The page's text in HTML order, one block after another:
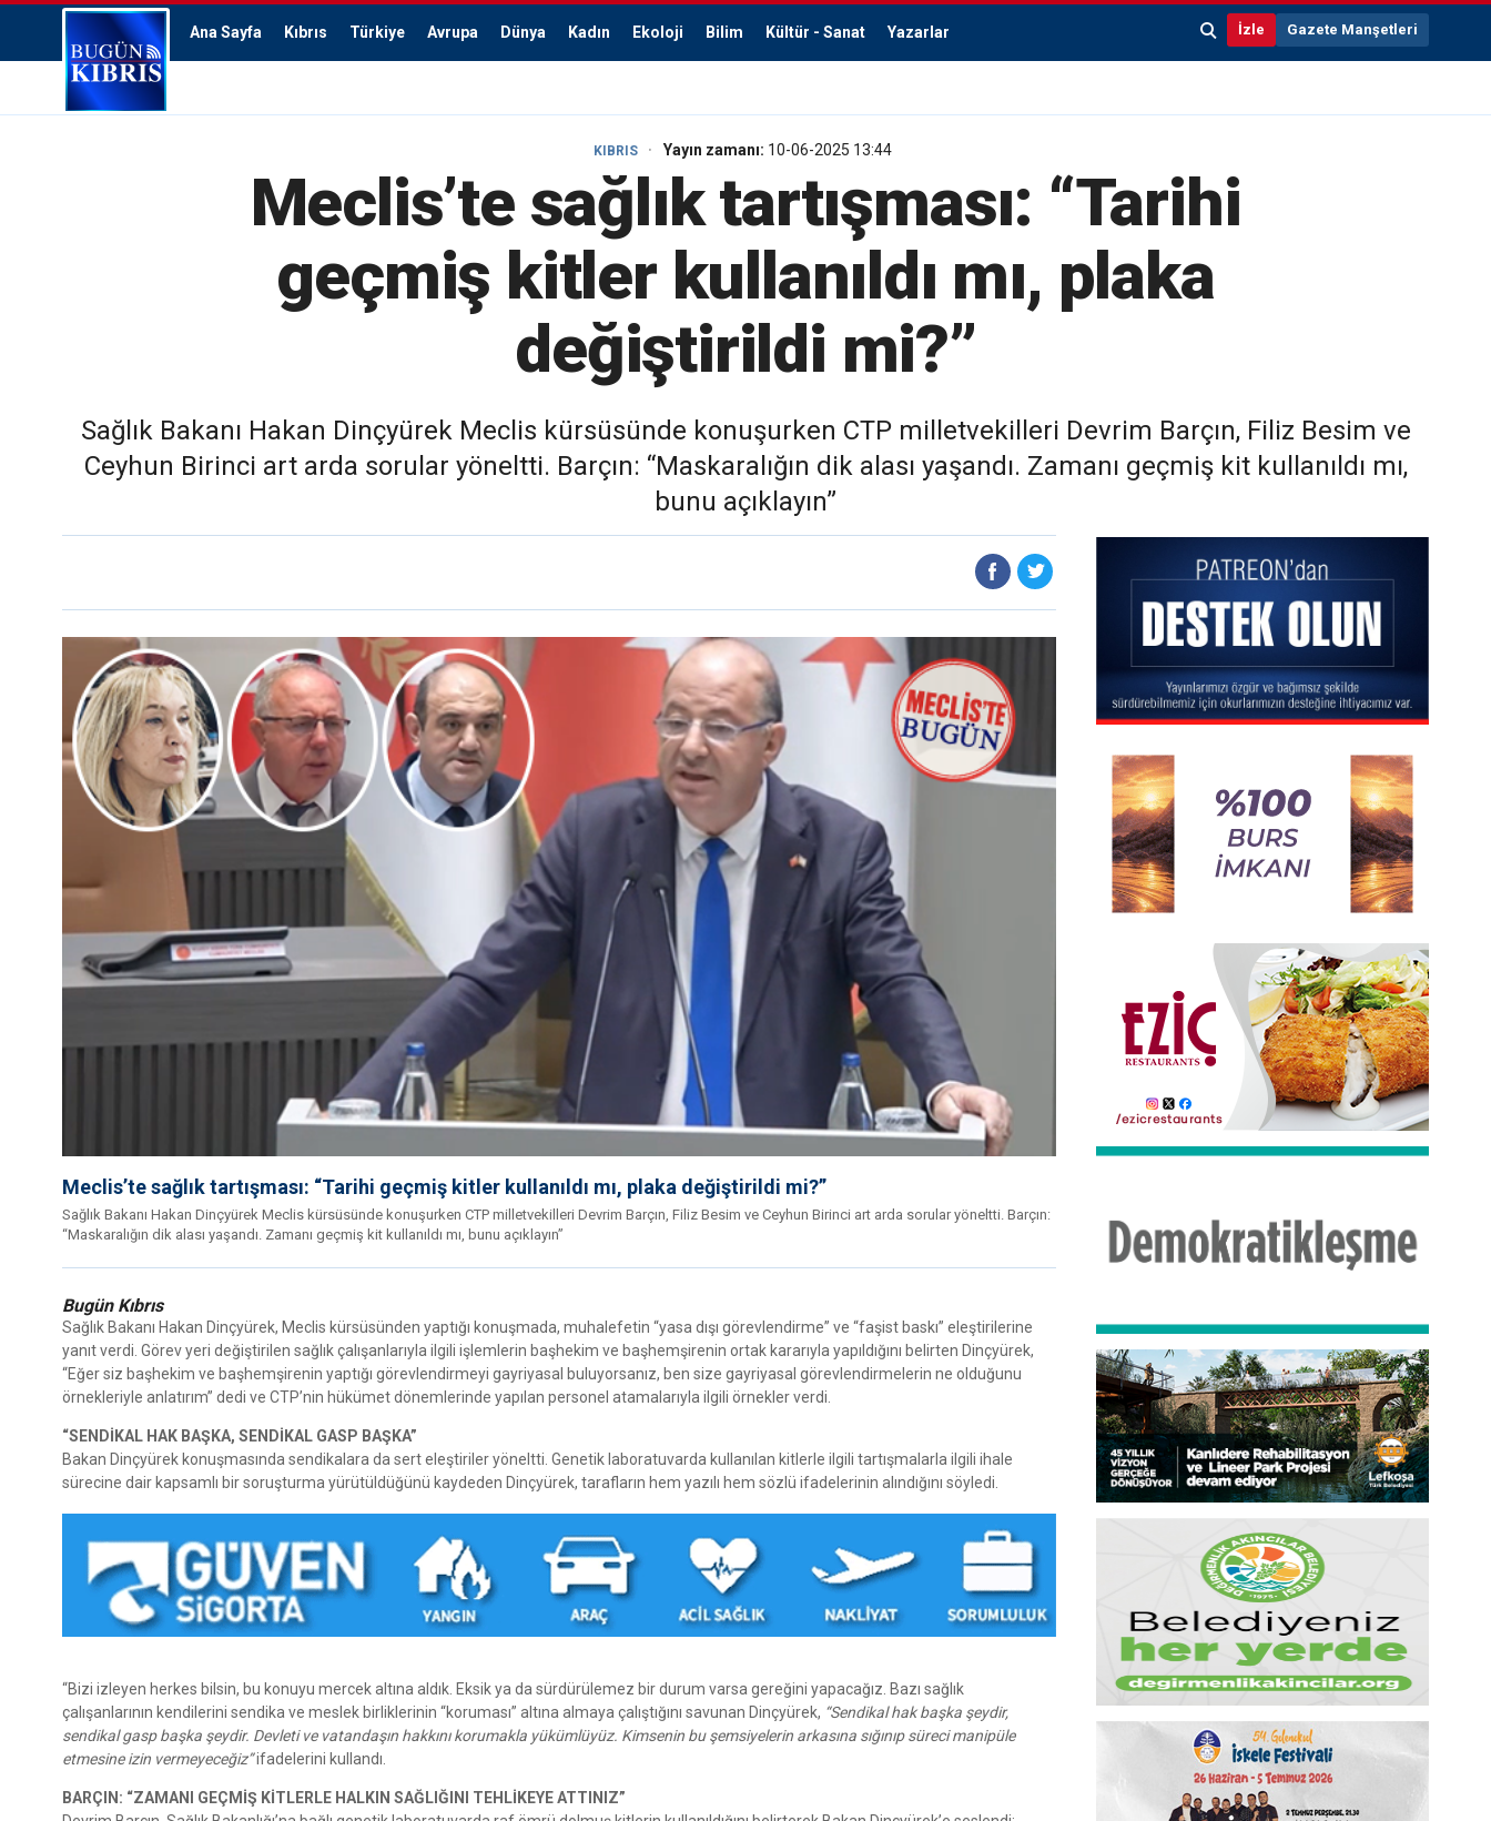
Ana Sayfa Kıbrıs Türkiye Avrupa Dünya Kadın Ekoloji Bilim Kültür - Sanat Yazarlar İzle Gazete Manşetleri
KIBRIS Yayın zamanı: 10-06-2025 13:44
Meclis’te sağlık tartışması: “Tarihi
geçmiş kitler kullanıldı mı, plaka
değiştirildi mi?”
Sağlık Bakanı Hakan Dinçyürek Meclis kürsüsünde konuşurken CTP milletvekilleri Devrim Barçın, Filiz Besim ve
Ceyhun Birinci art arda sorular yöneltti. Barçın: “Maskaralığın dik alası yaşandı. Zamanı geçmiş kit kullanıldı mı,
bunu açıklayın”
Meclis’te sağlık tartışması: “Tarihi geçmiş kitler kullanıldı mı, plaka değiştirildi mi?”
Sağlık Bakanı Hakan Dinçyürek Meclis kürsüsünde konuşurken CTP milletvekilleri Devrim Barçın, Filiz Besim ve Ceyhun Birinci art arda sorular yöneltti. Barçın:
“Maskaralığın dik alası yaşandı. Zamanı geçmiş kit kullanıldı mı, bunu açıklayın”
Bugün Kıbrıs
Sağlık Bakanı Hakan Dinçyürek, Meclis kürsüsünden yaptığı konuşmada, muhalefetin “yasa dışı görevlendirme” ve “faşist baskı” eleştirilerine
yanıt verdi. Görev yeri değiştirilen sağlık çalışanlarıyla ilgili işlemlerin başhekim ve başhemşirenin ortak kararıyla yapıldığını belirten Dinçyürek,
“Eğer siz başhekim ve başhemşirenin yaptığı görevlendirmeyi gayriyasal buluyorsanız, ben size gayriyasal görevlendirmelerin ne olduğunu
örnekleriyle anlatırım” dedi ve CTP’nin hükümet dönemlerinde yapılan personel atamalarıyla ilgili örnekler verdi.
“SENDİKAL HAK BAŞKA, SENDİKAL GASP BAŞKA”
Bakan Dinçyürek konuşmasında sendikalara da sert eleştiriler yöneltti. Genetik laboratuvarda kullanılan kitlerle ilgili tartışmalarla ilgili ihale
sürecine dair kapsamlı bir soruşturma yürütüldüğünü kaydeden Dinçyürek, tarafların hem yazılı hem sözlü ifadelerinin alındığını söyledi.
“Bizi izleyen herkes bilsin, bu konuyu mercek altına aldık. Eksik ya da sürdürülemez bir durum varsa gereğini yapacağız. Bazı sağlık
çalışanlarının kendilerini sendika ve meslek birliklerinin “koruması” altına almaya çalıştığını savunan Dinçyürek, “Sendikal hak başka şeydir,
sendikal gasp başka şeydir. Devleti ve vatandaşın hakkını korumakla yükümlüyüz. Kimsenin bu şemsiyelerin arkasına sığınıp süreci manipüle
etmesine izin vermeyeceğiz”ifadelerini kullandı.
BARÇIN: “ZAMANI GEÇMİŞ KİTLERLE HALKIN SAĞLIĞINI TEHLİKEYE ATTINIZ”